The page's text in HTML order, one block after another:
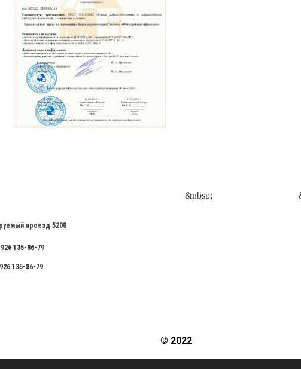
проезд 5208
135-86-79
135-86-79
&nbsp;
© 2022